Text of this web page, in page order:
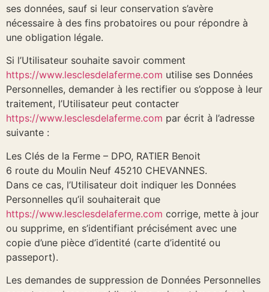
ses données, sauf si leur conservation s’avère
nécessaire à des fins probatoires ou pour répondre à
une obligation légale.
Si l’Utilisateur souhaite savoir comment
https://www.lesclesdelaferme.com utilise ses Données
Personnelles, demander à les rectifier ou s’oppose à leur
traitement, l’Utilisateur peut contacter
https://www.lesclesdelaferme.com par écrit à l’adresse
suivante :
Les Clés de la Ferme – DPO, RATIER Benoit
6 route du Moulin Neuf 45210 CHEVANNES.
Dans ce cas, l’Utilisateur doit indiquer les Données
Personnelles qu’il souhaiterait que
https://www.lesclesdelaferme.com corrige, mette à jour
ou supprime, en s’identifiant précisément avec une
copie d’une pièce d’identité (carte d’identité ou
passeport).
Les demandes de suppression de Données Personnelles